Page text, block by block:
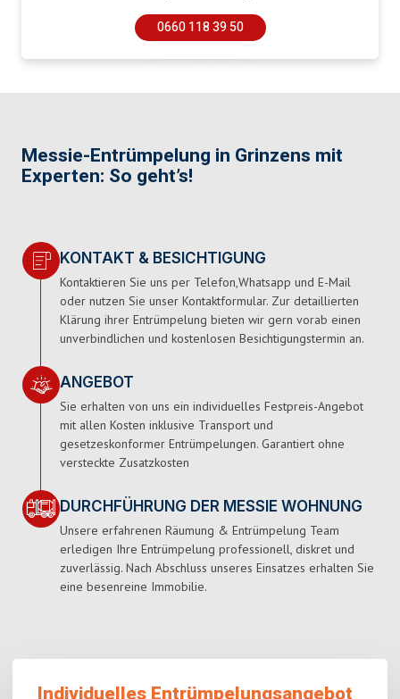
0660 118 39 50
Messie-Entrümpelung in Grinzens mit
Experten: So geht’s!
KONTAKT & BESICHTIGUNG
Kontaktieren Sie uns per Telefon,Whatsapp und E-Mail
oder nutzen Sie unser Kontaktformular. Zur detaillierten
Klärung ihrer Entrümpelung bieten wir gern vorab einen
unverbindlichen und kostenlosen Besichtigungstermin an.
ANGEBOT
Sie erhalten von uns ein individuelles Festpreis-Angebot
mit allen Kosten inklusive Transport und
gesetzeskonformer Entrümpelungen. Garantiert ohne
versteckte Zusatzkosten
DURCHFÜHRUNG DER MESSIE WOHNUNG
Unsere erfahrenen Räumung & Entrümpelung Team
erledigen Ihre Entrümpelung professionell, diskret und
zuverlässig. Nach Abschluss unseres Einsatzes erhalten Sie
eine besenreine Immobilie.